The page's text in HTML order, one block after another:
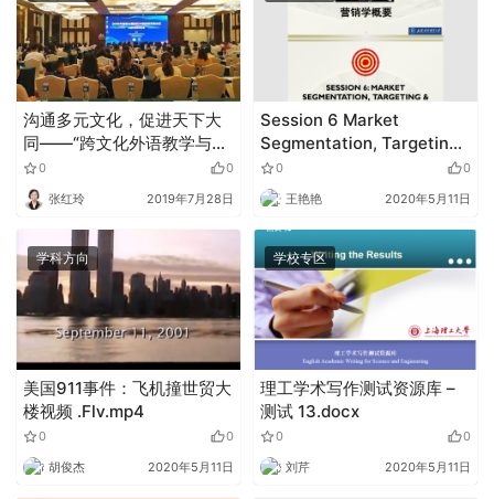
沟通多元文化，促进天下大
同——“跨文化外语教学与国
际化人才培养”发展论坛在成
都圆满落幕！
0 0
张红玲 2019年7月28日
Session 6 Market
Segmentation, Targeting
and Positioning.pdf
0 0
王艳艳 2020年5月11日
学科方向
美国911事件：飞机撞世贸大
楼视频 .Flv.mp4
0 0
胡俊杰 2020年5月11日
学校专区
理工学术写作测试资源库 –
测试 13.docx
0 0
刘芹 2020年5月11日